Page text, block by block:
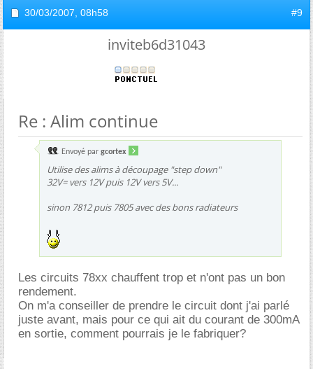
30/03/2007, 08h58 #9
inviteb6d31043
Re : Alim continue
Envoyé par gcortex
Utilise des alims à découpage "step down"
32V= vers 12V puis 12V vers 5V...
sinon 7812 puis 7805 avec des bons radiateurs
Les circuits 78xx chauffent trop et n'ont pas un bon
rendement.
On m'a conseiller de prendre le circuit dont j'ai parlé
juste avant, mais pour ce qui ait du courant de 300mA
en sortie, comment pourrais je le fabriquer?